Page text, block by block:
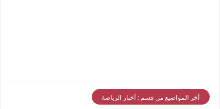
أخر المواضيع من قسم : أخبار الرياضة